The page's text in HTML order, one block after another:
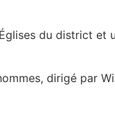
du district
dirigé par